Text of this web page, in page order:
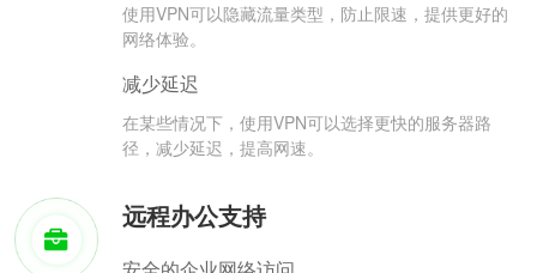
使用VPN可以隐藏流量类型，防止限速，提供更好的
网络体验。
减少延迟
在某些情况下，使用VPN可以选择更快的服务器路
径，减少延迟，提高网速。
远程办公支持